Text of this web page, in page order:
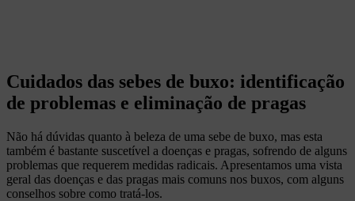
Cuidados das sebes de buxo: identificação
de problemas e eliminação de pragas
Não há dúvidas quanto à beleza de uma sebe de buxo, mas esta
também é bastante suscetível a doenças e pragas, sofrendo de alguns
problemas que requerem medidas radicais. Apresentamos uma vista
geral das doenças e das pragas mais comuns nos buxos, com alguns
conselhos sobre como tratá-los.